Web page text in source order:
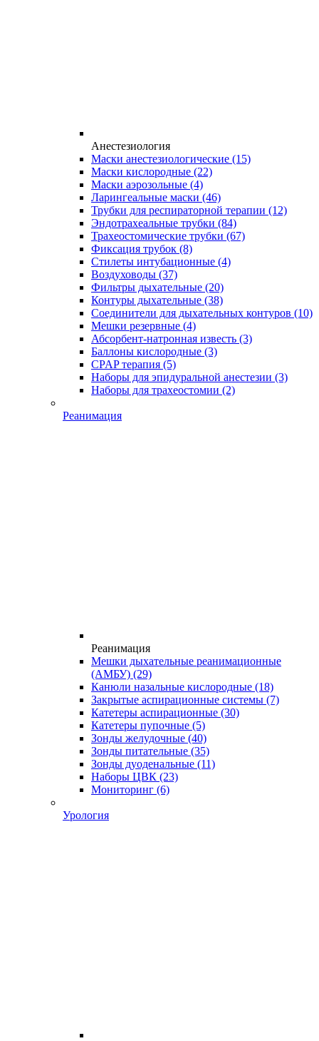
Анестезиология
Маски анестезиологические (15)
Маски кислородные (22)
Маски аэрозольные (4)
Ларингеальные маски (46)
Трубки для респираторной терапии (12)
Эндотрахеальные трубки (84)
Трахеостомические трубки (67)
Фиксация трубок (8)
Стилеты интубационные (4)
Воздуховоды (37)
Фильтры дыхательные (20)
Контуры дыхательные (38)
Соединители для дыхательных контуров (10)
Мешки резервные (4)
Абсорбент-натронная известь (3)
Баллоны кислородные (3)
CPAP терапия (5)
Наборы для эпидуральной анестезии (3)
Наборы для трахеостомии (2)
Реанимация
Реанимация
Мешки дыхательные реанимационные
(АМБУ) (29)
Канюли назальные кислородные (18)
Закрытые аспирационные системы (7)
Катетеры аспирационные (30)
Катетеры пупочные (5)
Зонды желудочные (40)
Зонды питательные (35)
Зонды дуоденальные (11)
Наборы ЦВК (23)
Мониторинг (6)
Урология